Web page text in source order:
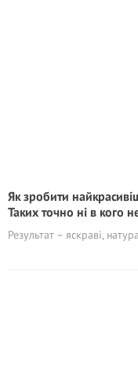
Як зробити
Таких точно ні в кого
Результат – яскраві,